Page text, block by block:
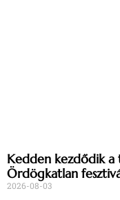
Kedden kezdődik
Ördögkatlan
2026-08-03